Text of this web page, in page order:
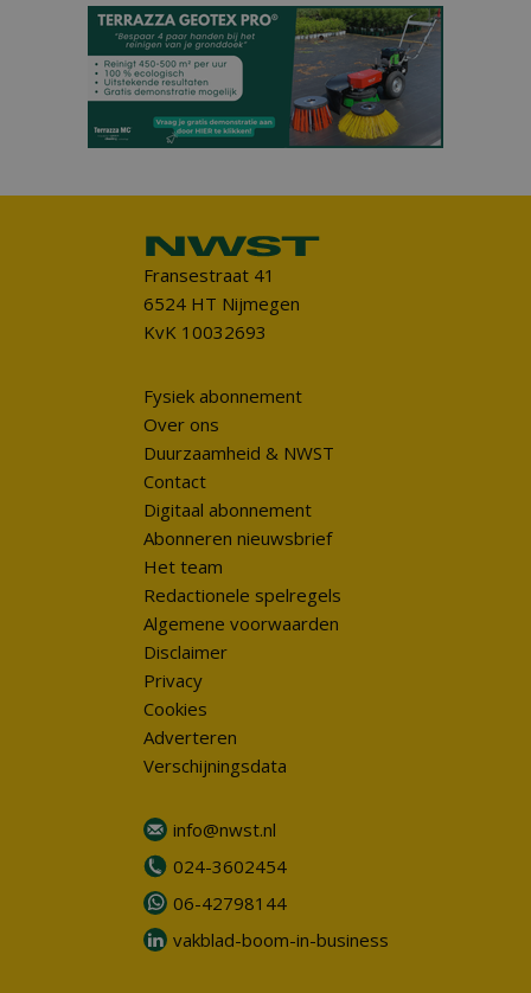
Fransestraat 41
6524 HT Nijmegen
KvK 10032693
Fysiek abonnement
Over ons
Duurzaamheid & NWST
Contact
Digitaal abonnement
Abonneren nieuwsbrief
Het team
Redactionele spelregels
Algemene voorwaarden
Disclaimer
Privacy
Cookies
Adverteren
Verschijningsdata
info@nwst.nl
024-3602454
06-42798144
vakblad-boom-in-business